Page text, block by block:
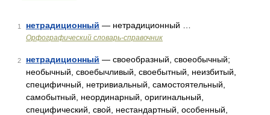
1 нетрадиционный — нетрадиционный …
Орфографический словарь-справочник
2 нетрадиционный — своеобразный, своеобычный;
необычный, своебычливый, своебытный, неизбитый,
специфичный, нетривиальный, самостоятельный,
самобытный, неординарный, оригинальный,
специфический, свой, нестандартный, особенный,